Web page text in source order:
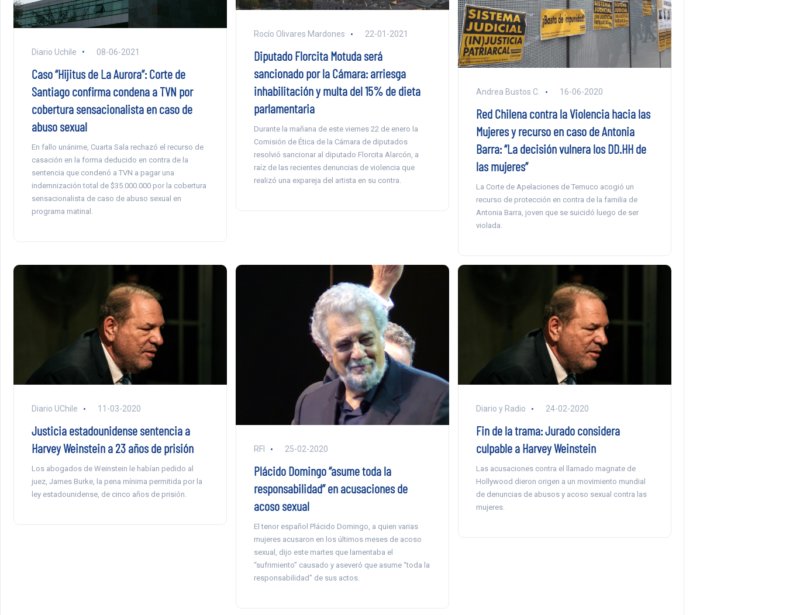
Diario Uchile 08-06-2021
Caso “Hijitus de La Aurora”: Corte de
Santiago confirma condena a TVN por
cobertura sensacionalista en caso de
abuso sexual
En fallo unánime, Cuarta Sala rechazó el recurso de
casación en la forma deducido en contra de la
sentencia que condenó a TVN a pagar una
indemnización total de $35.000.000 por la cobertura
sensacionalista de caso de abuso sexual en
programa matinal.
Rocío Olivares Mardones 22-01-2021
Diputado Florcita Motuda será
sancionado por la Cámara: arriesga
inhabilitación y multa del 15% de dieta
parlamentaria
Durante la mañana de este viernes 22 de enero la
Comisión de Ética de la Cámara de diputados
resolvió sancionar al diputado Florcita Alarcón, a
raíz de las recientes denuncias de violencia que
realizó una expareja del artista en su contra.
Andrea Bustos C. 16-06-2020
Red Chilena contra la Violencia hacia las
Mujeres y recurso en caso de Antonia
Barra: “La decisión vulnera los DD.HH de
las mujeres”
La Corte de Apelaciones de Temuco acogió un
recurso de protección en contra de la familia de
Antonia Barra, joven que se suicidó luego de ser
violada.
Diario UChile 11-03-2020
Justicia estadounidense sentencia a
Harvey Weinstein a 23 años de prisión
Los abogados de Weinstein le habían pedido al
juez, James Burke, la pena mínima permitida por la
ley estadounidense, de cinco años de prisión.
RFI 25-02-2020
Plácido Domingo “asume toda la
responsabilidad” en acusaciones de
acoso sexual
El tenor español Plácido Domingo, a quien varias
mujeres acusaron en los últimos meses de acoso
sexual, dijo este martes que lamentaba el
“sufrimiento” causado y aseveró que asume “toda la
responsabilidad” de sus actos.
Diario y Radio 24-02-2020
Fin de la trama: Jurado considera
culpable a Harvey Weinstein
Las acusaciones contra el llamado magnate de
Hollywood dieron origen a un movimiento mundial
de denuncias de abusos y acoso sexual contra las
mujeres.